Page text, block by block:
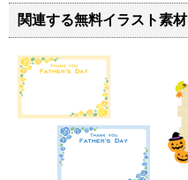
関連する無料イラスト素材